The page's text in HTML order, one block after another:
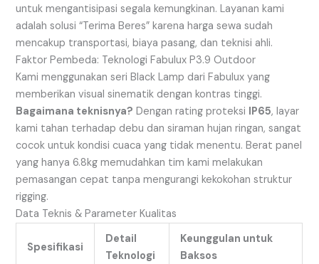
untuk mengantisipasi segala kemungkinan. Layanan kami
adalah solusi “Terima Beres” karena harga sewa sudah
mencakup transportasi, biaya pasang, dan teknisi ahli.
Faktor Pembeda: Teknologi Fabulux P3.9 Outdoor
Kami menggunakan seri Black Lamp dari Fabulux yang
memberikan visual sinematik dengan kontras tinggi.
Bagaimana teknisnya? Dengan rating proteksi IP65, layar
kami tahan terhadap debu dan siraman hujan ringan, sangat
cocok untuk kondisi cuaca yang tidak menentu. Berat panel
yang hanya 6.8kg memudahkan tim kami melakukan
pemasangan cepat tanpa mengurangi kekokohan struktur
rigging.
Data Teknis & Parameter Kualitas
Spesifikasi
Detail
Teknologi
Keunggulan untuk
Baksos